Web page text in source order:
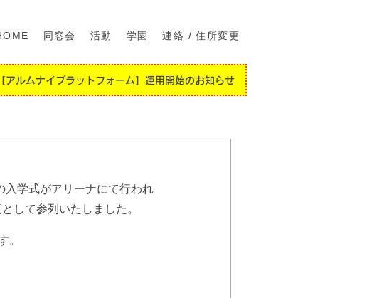
同窓会 活動 学園 連絡 / 住所変更
【アルムナイプラットフォーム】運用開始のお知らせ
学式がアリーナにて行われ
して参列いたしました。
。